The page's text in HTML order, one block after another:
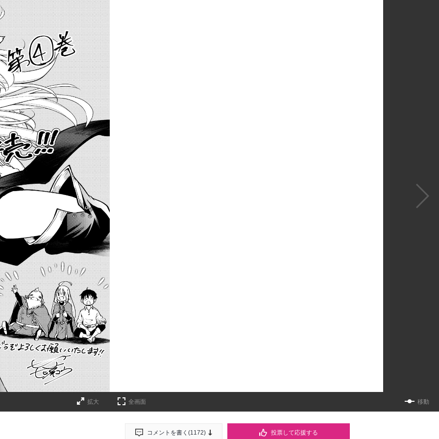
拡大 全画面 移動
投票して応援する
コメントを書く(1172)